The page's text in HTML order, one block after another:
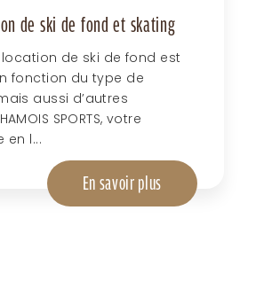
de ski de fond et skating
location de ski de fond est
fonction du type de
aussi d’autres
SPORTS, votre
en l...
En savoir plus